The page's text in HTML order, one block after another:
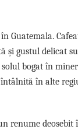
Guatemala.
și gustul delicat
bogat în
întâlnită în alte
renume deosebit